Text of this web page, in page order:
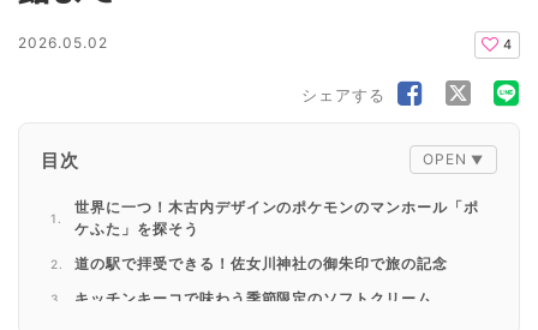
2026.05.02 4
シェアする
目次
世界に一つ！木古内デザインのポケモンのマンホール「ポ
ケふた」を探そう
道の駅で拝受できる！佐女川神社の御朱印で旅の記念
キッチンキーコで味わう季節限定のソフトクリーム